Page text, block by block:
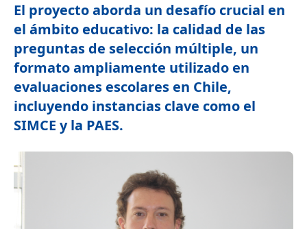
El proyecto aborda un desafío crucial en
el ámbito educativo: la calidad de las
preguntas de selección múltiple, un
formato ampliamente utilizado en
evaluaciones escolares en Chile,
incluyendo instancias clave como el
SIMCE y la PAES.